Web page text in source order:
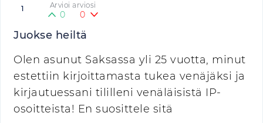
1 Arvioi arviosi
0 0
Juokse heiltä
Olen asunut Saksassa yli 25 vuotta, minut
estettiin kirjoittamasta tukea venäjäksi ja
kirjautuessani tililleni venäläisistä IP-
osoitteista! En suosittele sitä